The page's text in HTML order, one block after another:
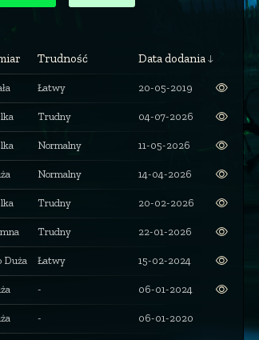
Trudność Data dodania
Łatwy 20-05-2019
Trudny 04-07-2026
Normalny 11-05-2026
Normalny 14-04-2026
Trudny 20-02-2026
Trudny 22-01-2026
Duża Łatwy 15-02-2024
- 06-01-2024
- 06-01-2020